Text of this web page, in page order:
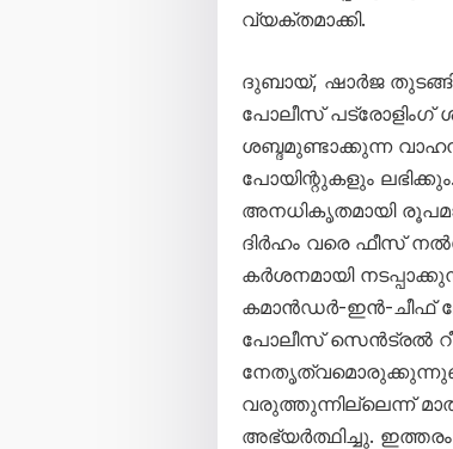
വ്യക്തമാക്കി.
ദുബായ്, ഷാർജ
പോലീസ് പട്രോളിംഗ്
ശബ്ദമുണ്ടാക്കുന്ന
പോയിന്റുകളും
അനധികൃതമായി
ദിർഹം വരെ ഫീസ്
കർശനമായി
കമാൻഡർ-ഇൻ-ചീഫ്
പോലീസ് സെൻട്രൽ
വരുത്തുന്നില്ലെന്ന്
അഭ്യർത്ഥിച്ചു.